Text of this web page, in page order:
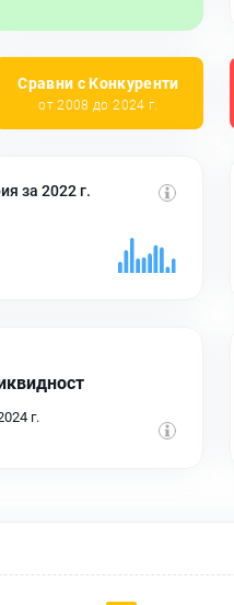
Сравни с Конкуренти
от 2008 до 2024 г.
за 2022 г.
г.